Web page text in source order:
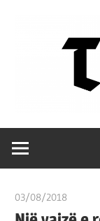
vetëm
shpjeguar
03/08/2018